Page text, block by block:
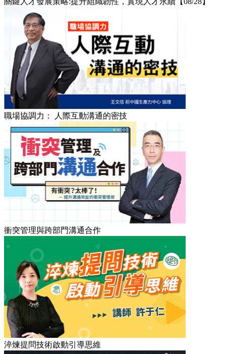
職場協調力： 人際互動溝通的密技
衝突管理與跨部門溝通合作
淬煉提問技術啟動引導思維